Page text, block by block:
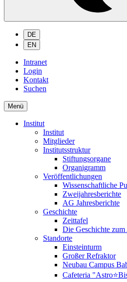
DE
EN
Intranet
Login
Kontakt
Suchen
Menü
Institut
Institut
Mitglieder
Institutsstruktur
Stiftungsorgane
Organigramm
Veröffentlichungen
Wissenschaftliche
Zweijahresberichte
AG Jahresberichte
Geschichte
Zeittafel
Die Geschichte
Standorte
Einsteinturm
Großer Refraktor
Neubau Campus
Cafeteria